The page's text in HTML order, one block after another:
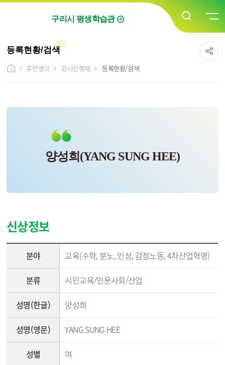
구리시 평생학습관
등록현황/검색
휴먼뱅크
강사은행제 등록현황/검색
양성희(YANG SUNG HEE)
신상정보
분야 교육(수학, 분노, 인성, 감정노동, 4차산업혁명)
분류 시민교육/인문사회/산업
성명(한글) 양성희
성명(영문) YANG SUNG HEE
성별 여